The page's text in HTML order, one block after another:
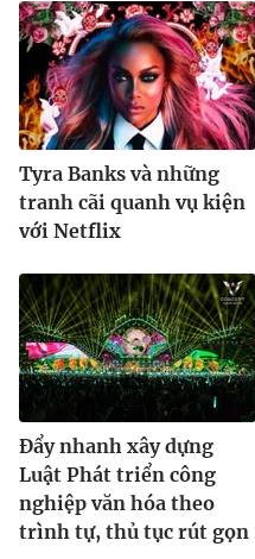
Tyra Banks và những
tranh cãi quanh vụ kiện
với Netflix
Đẩy nhanh xây dựng
Luật Phát triển công
nghiệp văn hóa theo
trình tự, thủ tục rút gọn